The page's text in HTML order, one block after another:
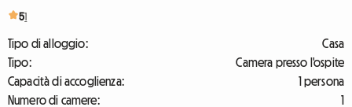
51
Tipo di alloggio:
Casa
Tipo:
Camera presso l'ospite
Capacità di accoglienza:
1 persona
Numero di camere:
1